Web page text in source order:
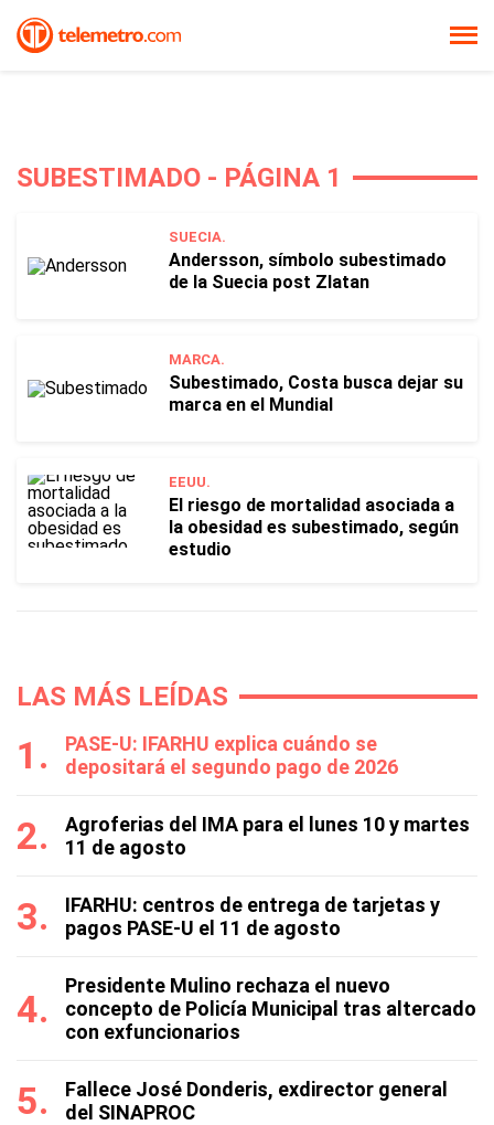
SUBESTIMADO - PÁGINA 1
SUECIA.
Andersson, símbolo subestimado
de la Suecia post Zlatan
MARCA.
Subestimado, Costa busca dejar su
marca en el Mundial
EEUU.
El riesgo de mortalidad asociada a
la obesidad es subestimado, según
estudio
LAS MÁS LEÍDAS
PASE-U: IFARHU explica cuándo se
depositará el segundo pago de 2026
Agroferias del IMA para el lunes 10 y martes
11 de agosto
IFARHU: centros de entrega de tarjetas y
pagos PASE-U el 11 de agosto
Presidente Mulino rechaza el nuevo
concepto de Policía Municipal tras altercado
con exfuncionarios
Fallece José Donderis, exdirector general
del SINAPROC